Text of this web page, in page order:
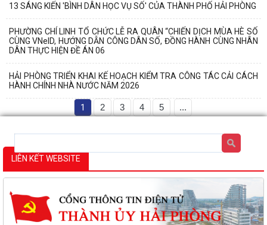
13 SÁNG KIẾN 'BÌNH DÂN HỌC VỤ SỐ' CỦA THÀNH PHỐ HẢI PHÒNG
PHƯỜNG CHÍ LINH TỔ CHỨC LỄ RA QUÂN “CHIẾN DỊCH MÙA HÈ SỐ
CÙNG VNeID, HƯỚNG DẪN CÔNG DÂN SỐ, ĐỒNG HÀNH CÙNG NHÂN
DÂN THỰC HIỆN ĐỀ ÁN 06
HẢI PHÒNG TRIỂN KHAI KẾ HOẠCH KIỂM TRA CÔNG TÁC CẢI CÁCH
HÀNH CHÍNH NHÀ NƯỚC NĂM 2026
1 2 3 4 5 ...
LIÊN KẾT WEBSITE